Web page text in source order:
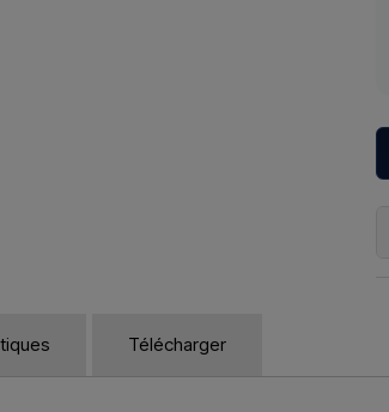
Télécharger